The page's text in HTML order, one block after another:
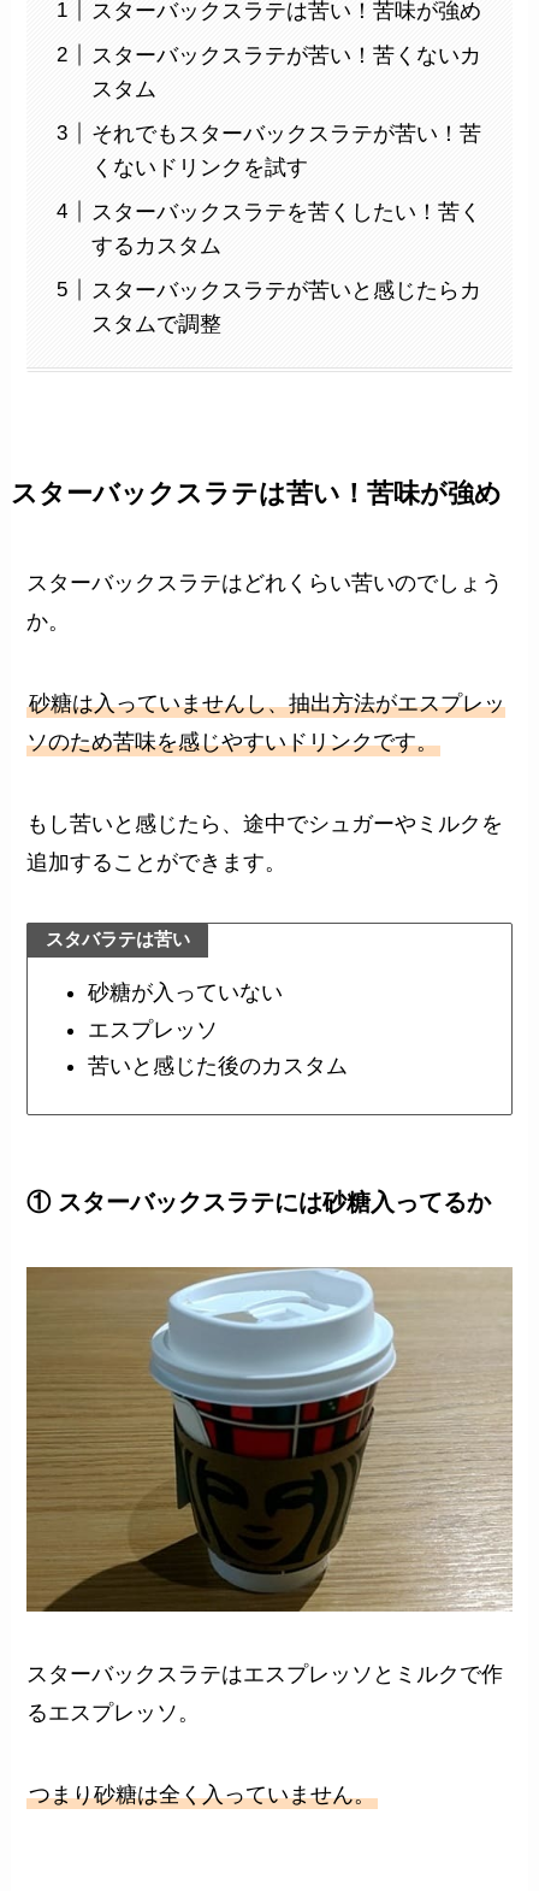
スターバックスラテは苦い！苦味が強め
スターバックスラテが苦い！苦くないカ
スタム
それでもスターバックスラテが苦い！苦
くないドリンクを試す
スターバックスラテを苦くしたい！苦く
するカスタム
スターバックスラテが苦いと感じたらカ
スタムで調整
スターバックスラテは苦い！苦味が強め
スターバックスラテはどれくらい苦いのでしょう
か。
砂糖は入っていませんし、抽出方法がエスプレッ
ソのため苦味を感じやすいドリンクです。
もし苦いと感じたら、途中でシュガーやミルクを
追加することができます。
スタバラテは苦い
砂糖が入っていない
エスプレッソ
苦いと感じた後のカスタム
① スターバックスラテには砂糖入ってるか
スターバックスラテはエスプレッソとミルクで作
るエスプレッソ。
つまり砂糖は全く入っていません。